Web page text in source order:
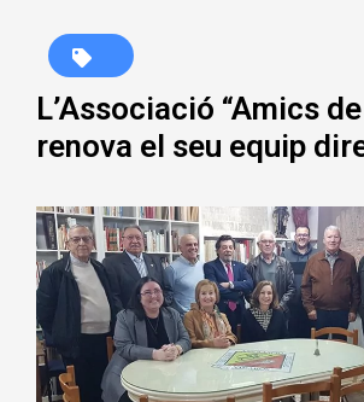
L’Associació “Amics
renova el seu equip